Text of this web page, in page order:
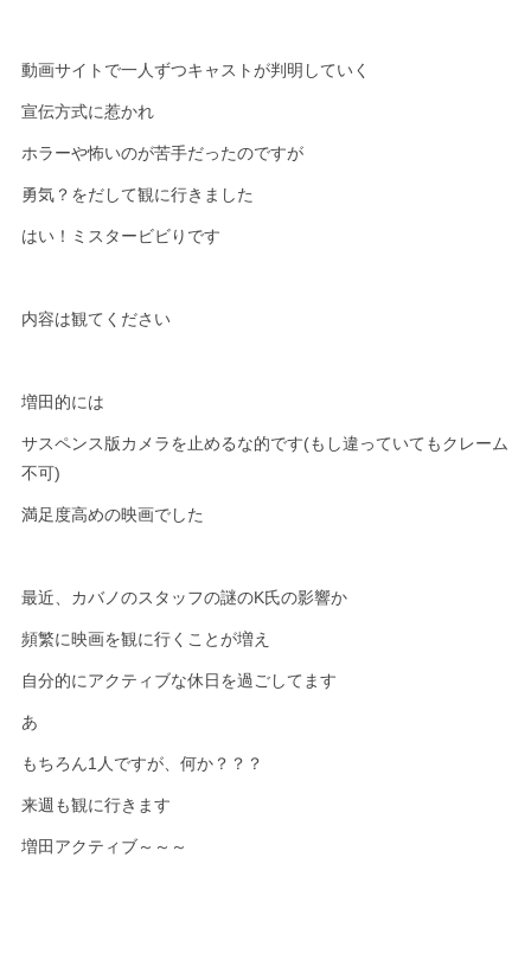
動画サイトで一人ずつキャストが判明していく
宣伝方式に惹かれ
ホラーや怖いのが苦手だったのですが
勇気？をだして観に行きました
はい！ミスタービビりです
内容は観てください
増田的には
サスペンス版カメラを止めるな的です(もし違っていてもクレーム
不可)
満足度高めの映画でした
最近、カバノのスタッフの謎のK氏の影響か
頻繁に映画を観に行くことが増え
自分的にアクティブな休日を過ごしてます
あ
もちろん1人ですが、何か？？？
来週も観に行きます
増田アクティブ～～～